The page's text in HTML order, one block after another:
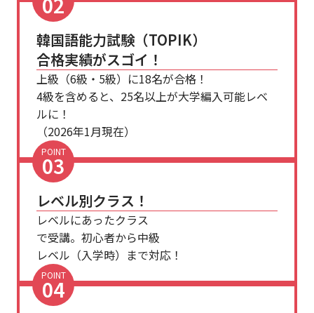
韓国語能力試験（TOPIK）
合格実績がスゴイ！
上級（6級・5級）に18名が合格！
4級を含めると、25名以上が大学編入可能レベ
ルに！
（2026年1月現在）
レベル別クラス！
レベルにあったクラス
で受講。初心者から中級
レベル（入学時）まで対応！
POINT
03
POINT
04